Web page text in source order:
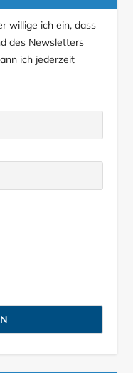
willige ich ein, dass
des Newsletters
ich jederzeit